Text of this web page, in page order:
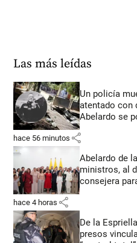
Las más leídas
Un policía
atentado con
Abelardo se
hace 56 minutos share
Abelardo de
ministros, al
consejera
hace 4 horas share
De la
presos